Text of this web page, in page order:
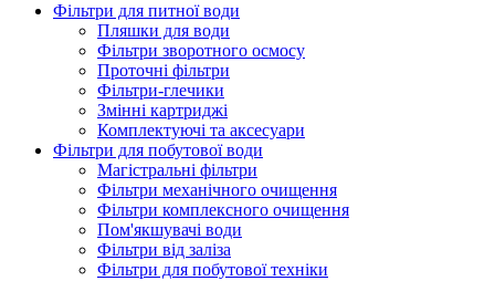
Фільтри для питної води
Пляшки для води
Фільтри зворотного осмосу
Проточні фільтри
Фільтри-глечики
Змінні картриджі
Комплектуючі та аксесуари
Фільтри для побутової води
Магістральні фільтри
Фільтри механічного очищення
Фільтри комплексного очищення
Пом'якшувачі води
Фільтри від заліза
Фільтри для побутової техніки